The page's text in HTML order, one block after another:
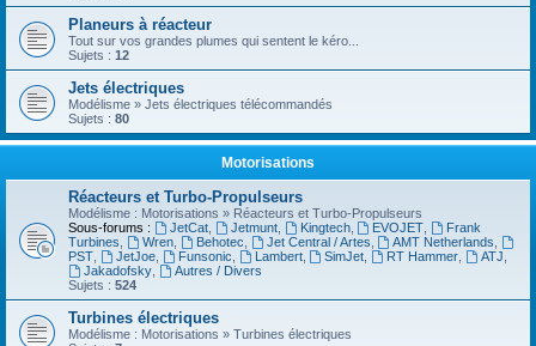
Planeurs à réacteur
Tout sur vos grandes plumes qui sentent le kéro...
Sujets : 12
Jets électriques
Modélisme » Jets électriques télécommandés
Sujets : 80
Motorisations
Réacteurs et Turbo-Propulseurs
Modélisme : Motorisations » Réacteurs et Turbo-Propulseurs
Sous-forums :
JetCat, Jetmunt, Kingtech, EVOJET
Frank
Turbines
Wren, Behotec Jet Central / Artes AMT Netherlands
PST
JetJoe, Funsonic Lambert, SimJet RT Hammer ATJ
Jakadofsky,
Autres / Divers
Sujets : 524
Turbines électriques
Modélisme : Motorisations » Turbines électriques